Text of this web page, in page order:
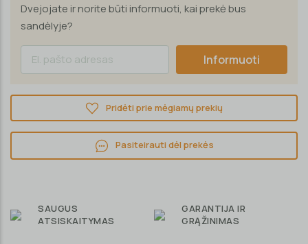
Dvejojate ir norite būti informuoti, kai prekė bus
sandėlyje?
Informuoti
Pridėti prie mėgiamų prekių
Pasiteirauti dėl prekės
SAUGUS
ATSISKAITYMAS
GARANTIJA IR
GRĄŽINIMAS